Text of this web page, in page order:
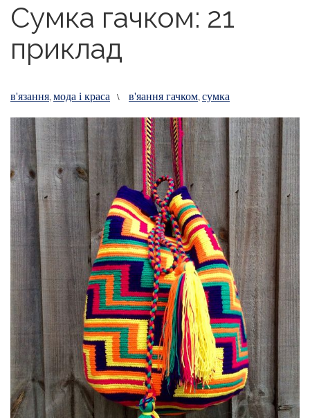
Сумка гачком: 21
приклад
в'язання,мода і краса \ в'яання гачком,сумка